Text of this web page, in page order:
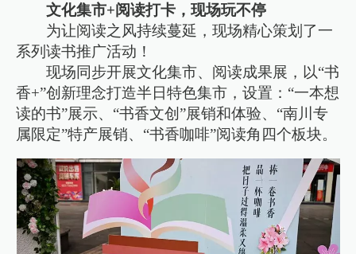
文化集市+阅读打卡，现场玩不停
为让阅读之风持续蔓延，现场精心策划了一
系列读书推广活动！
现场同步开展文化集市、阅读成果展，以“书
香+”创新理念打造半日特色集市，设置：“一本想
读的书”展示、“书香文创”展销和体验、“南川专
属限定”特产展销、“书香咖啡”阅读角四个板块。